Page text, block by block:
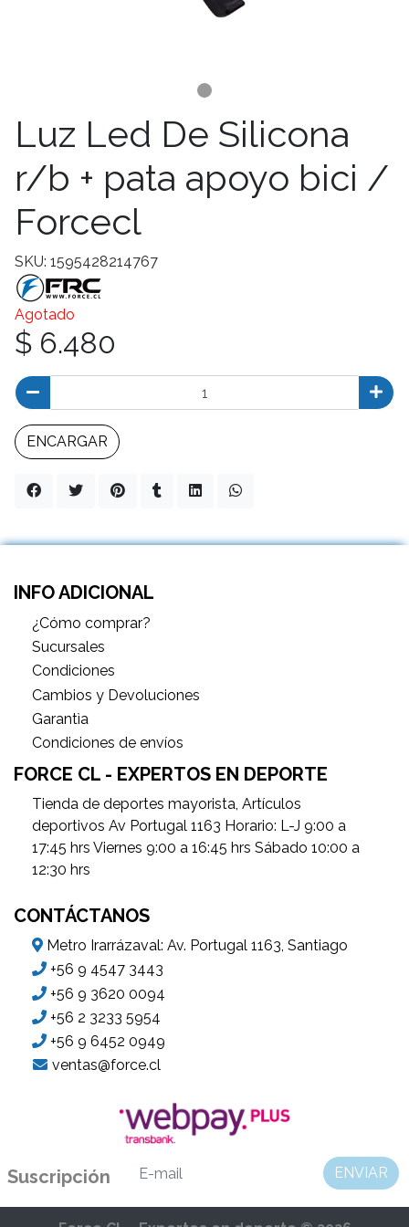
Luz Led De Silicona
r/b + pata apoyo bici /
Forcecl
SKU: 1595428214767
Agotado
$ 6.480
ENCARGAR
INFO ADICIONAL
¿Cómo comprar?
Sucursales
Condiciones
Cambios y Devoluciones
Garantìa
Condiciones de envíos
FORCE CL - EXPERTOS EN DEPORTE
Tienda de deportes mayorista, Artículos
deportivos Av Portugal 1163 Horario: L-J 9:00 a
17:45 hrs Viernes 9:00 a 16:45 hrs Sábado 10:00 a
12:30 hrs
CONTÁCTANOS
Metro Irarrázaval: Av. Portugal 1163, Santiago
+56 9 4547 3443
+56 9 3620 0094
+56 2 3233 5954
+56 9 6452 0949
ventas@force.cl
Suscripción ENVIAR